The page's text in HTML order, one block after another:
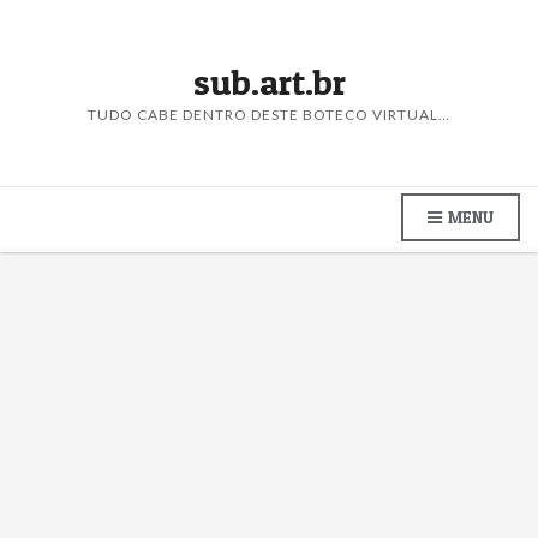
sub.art.br
TUDO CABE DENTRO DESTE BOTECO VIRTUAL…
MENU